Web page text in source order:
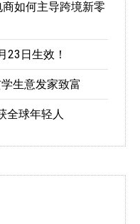
如何主导跨境新零
23日生效！
生意发家致富
全球年轻人